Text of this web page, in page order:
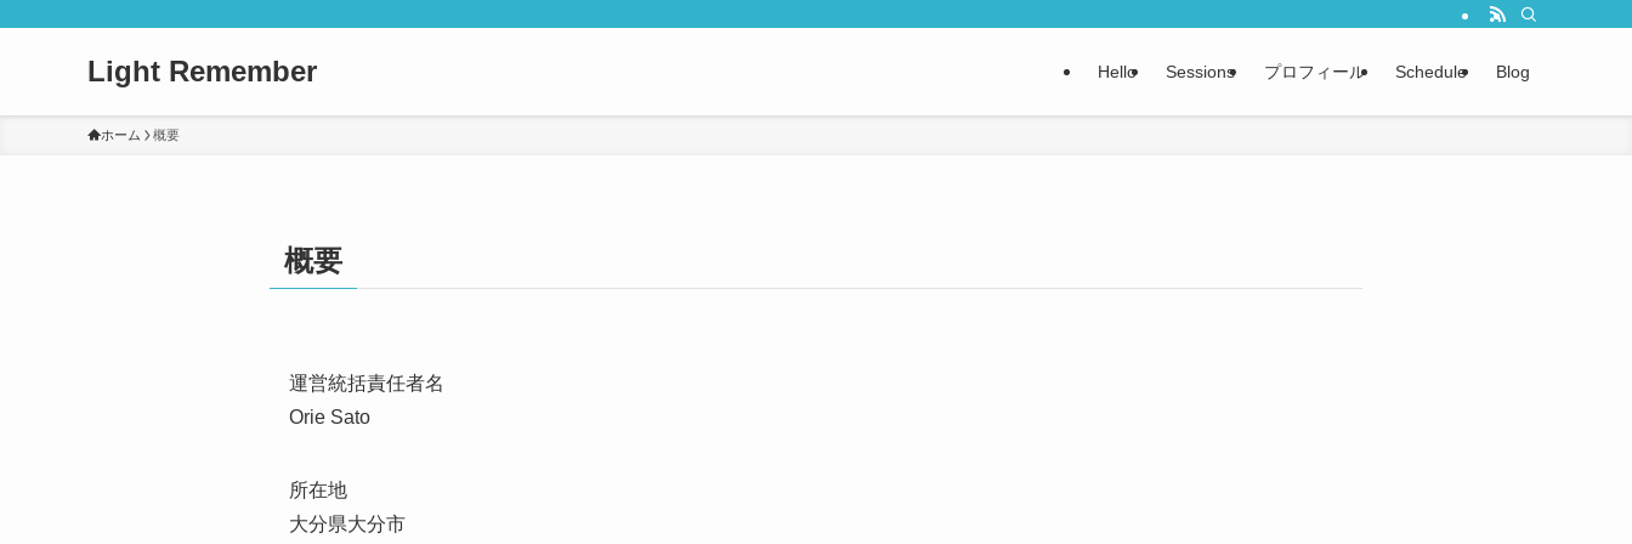
Light Remember Hello Sessions プロフィール Schedule Blog
ホーム 概要
概要
運営統括責任者名
Orie Sato
所在地
大分県大分市